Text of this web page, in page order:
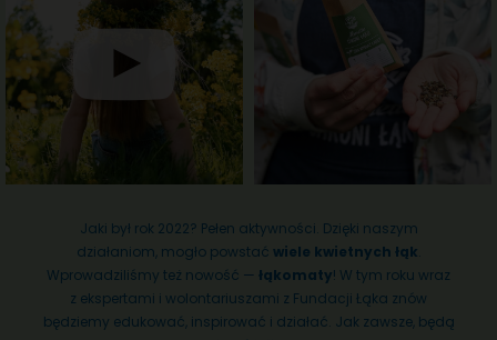
Jaki był rok 2022? Pełen aktywności. Dzięki naszym
działaniom, mogło powstać wiele kwietnych łąk.
Wprowadziliśmy też nowość — łąkomaty! W tym roku wraz
z ekspertami i wolontariuszami z Fundacji Łąka znów
będziemy edukować, inspirować i działać. Jak zawsze, będą